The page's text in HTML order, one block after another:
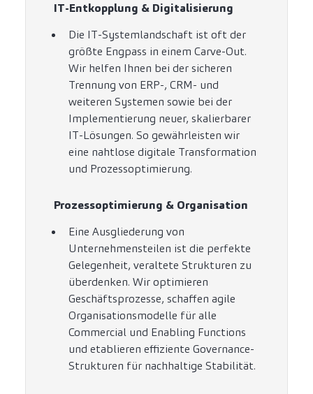
IT-Entkopplung & Digitalisierung
Die IT-Systemlandschaft ist oft der
größte Engpass in einem Carve-Out.
Wir helfen Ihnen bei der sicheren
Trennung von ERP-, CRM- und
weiteren Systemen sowie bei der
Implementierung neuer, skalierbarer
IT-Lösungen. So gewährleisten wir
eine nahtlose digitale Transformation
und Prozessoptimierung.
Prozessoptimierung & Organisation
Eine Ausgliederung von
Unternehmensteilen ist die perfekte
Gelegenheit, veraltete Strukturen zu
überdenken. Wir optimieren
Geschäftsprozesse, schaffen agile
Organisationsmodelle für alle
Commercial und Enabling Functions
und etablieren effiziente Governance-
Strukturen für nachhaltige Stabilität.